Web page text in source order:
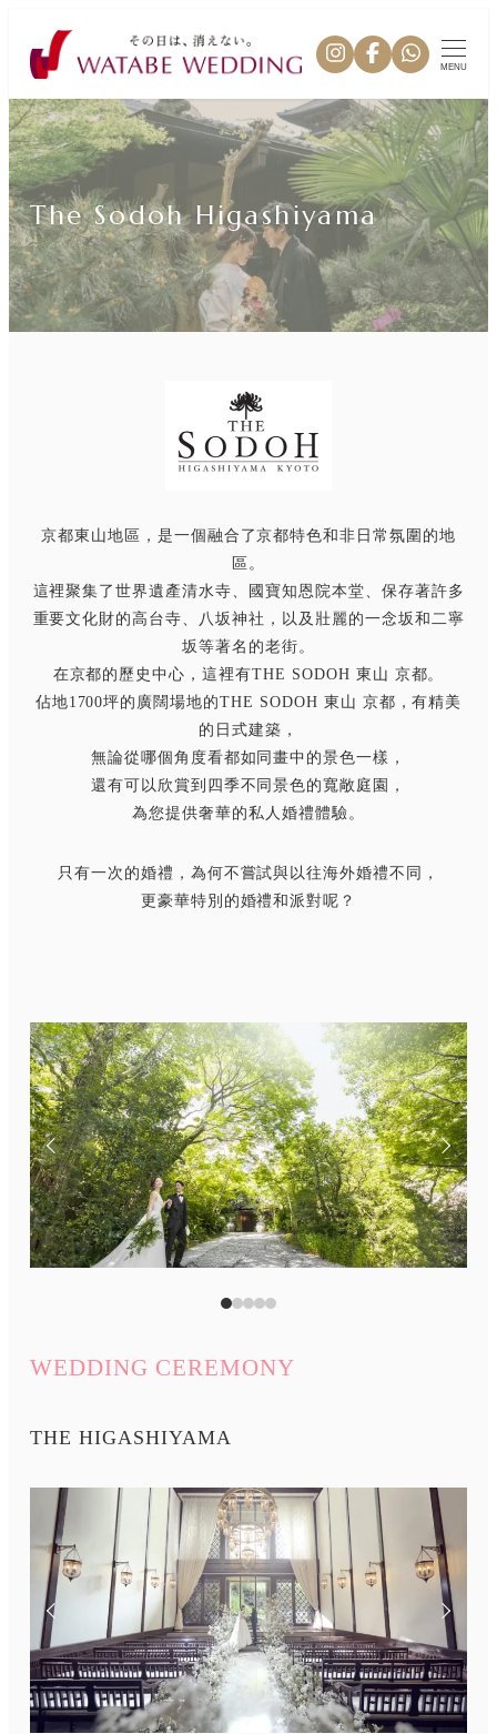
MENU
The Sodoh Higashiyama
京都東山地區，是一個融合了京都特色和非日常氛圍的地
區。
這裡聚集了世界遺產清水寺、國寶知恩院本堂、保存著許多
重要文化財的高台寺、八坂神社，以及壯麗的一念坂和二寧
坂等著名的老街。
在京都的歷史中心，這裡有THE SODOH 東山 京都。
佔地1700坪的廣闊場地的THE SODOH 東山 京都，有精美
的日式建築，
無論從哪個角度看都如同畫中的景色一樣，
還有可以欣賞到四季不同景色的寬敞庭園，
為您提供奢華的私人婚禮體驗。
只有一次的婚禮，為何不嘗試與以往海外婚禮不同，
更豪華特別的婚禮和派對呢？
WEDDING CEREMONY
THE HIGASHIYAMA